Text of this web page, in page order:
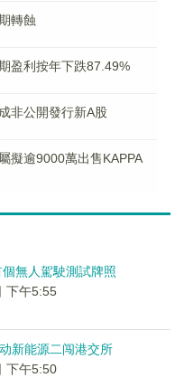
轉蝕
盈利按年下跌87.49%
非公開發行新A股
擬逾9000萬出售KAPPA
無人駕駛測試牌照
下午5:55
新能源二闯港交所
下午5:50